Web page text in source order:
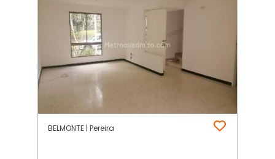
BELMONTE | Pereira